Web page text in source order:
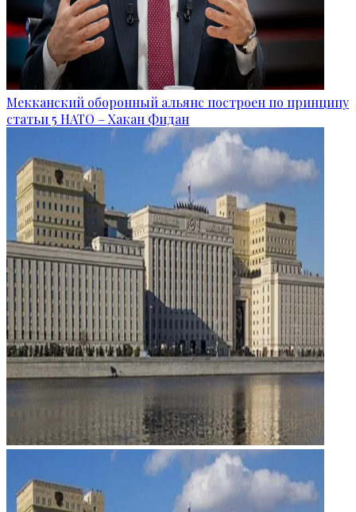
Мекканский оборонный альянс построен по принципу
статьи 5 НАТО – Хакан Фидан